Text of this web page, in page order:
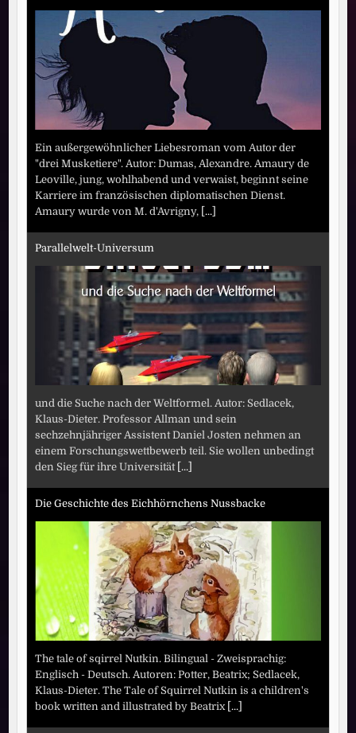
Ein außergewöhnlicher Liebesroman vom Autor der
"drei Musketiere". Autor: Dumas, Alexandre. Amaury de
Leoville, jung, wohlhabend und verwaist, beginnt seine
Karriere im französischen diplomatischen Dienst.
Amaury wurde von M. d'Avrigny, [...]
Parallelwelt-Universum
und die Suche nach der Weltformel. Autor: Sedlacek,
Klaus-Dieter. Professor Allman und sein
sechzehnjähriger Assistent Daniel Josten nehmen an
einem Forschungswettbewerb teil. Sie wollen unbedingt
den Sieg für ihre Universität [...]
Die Geschichte des Eichhörnchens Nussbacke
The tale of sqirrel Nutkin. Bilingual - Zweisprachig:
Englisch - Deutsch. Autoren: Potter, Beatrix; Sedlacek,
Klaus-Dieter. The Tale of Squirrel Nutkin is a children's
book written and illustrated by Beatrix [...]